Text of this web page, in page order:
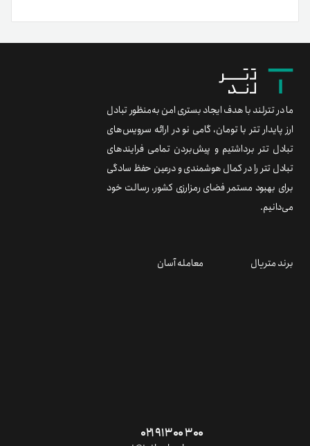
ما در تترلند با هدف ایجاد بستری امن به‌منظور تبادل
ارز پایدار تتر با تومان، گامی نو در ارائه سرویس‌های
تبادل تتر برداشتیم و پیش‌بردن تمامی فرایندهای
تبادل تتر را در کمال هوشمندی و درعین حفظ سادگی
برای بهبود مستمر فضای رمزارزی کشور، رسالت خود
می‌دانیم.
برند متریال معامله آسان
۰۲۱ ۹۱ ۳۰۰ ۳۰۰